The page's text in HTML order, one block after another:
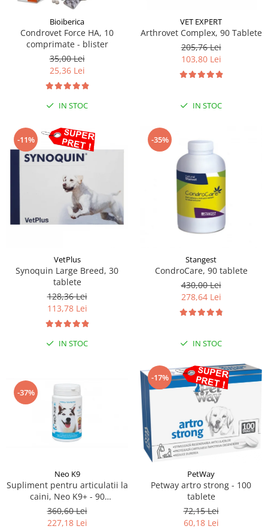
Sampoane si Balsamuri
Servetele Umede
Covorase absorbante
Curatare Ochi
Igiena Catel
Igiena Interior
Solutii Atractante si repelente
Custi transport - Pisici
Jucarii Pisici
Lese, Hamuri si Zgarzi
Paturi, perne si cosuri pentru pisici
Recompense Delicioase
Bioiberica
Condrovet Force HA, 10
comprimate - blister
35,00 Lei
25,36 Lei
IN STOC
VET EXPERT
Arthrovet Complex, 90 Tablete
205,76 Lei
103,80 Lei
IN STOC
-11%
VetPlus
Synoquin Large Breed, 30
tablete
128,36 Lei
113,78 Lei
IN STOC
-35%
Stangest
CondroCare, 90 tablete
430,00 Lei
278,64 Lei
IN STOC
-37%
Neo K9
Supliment pentru articulatii la
caini, Neo K9+ - 90
Comprimate
360,60 Lei
227,18 Lei
-17%
PetWay
Petway artro strong - 100
tablete
72,15 Lei
60,18 Lei